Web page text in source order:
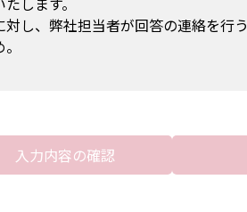
し、弊社担当者が回答の連絡を行う
必要となる最小限の個人情報のみ
入力内容の確認